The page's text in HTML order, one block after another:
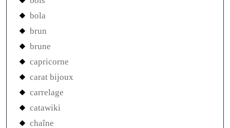
bola
brun
brune
capricorne
carat bijoux
carrelage
catawiki
chaîne